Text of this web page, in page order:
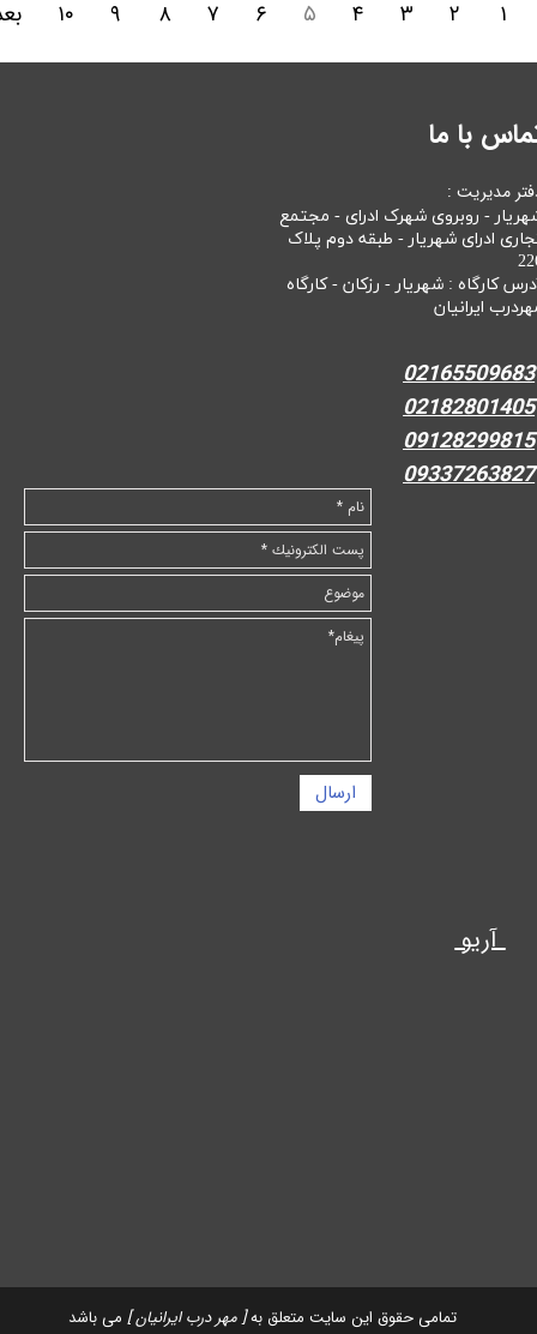
۱ ۲ ۳ ۴ ۵ ۶ ۷ ۸ ۹ ۱۰
ارسال
تمامی حقوق این سایت متعلق به[ مهر درب ایرانیان ] می باشد
با ما
مدیریت :
- روبروی شهرک ادرای - مجتمع
ادرای شهریار - طبقه دوم پلاک
کارگاه : شهریار - رزکان - کارگاه
ایرانیان
02165509683
02182801405
09128299815
09337263827
آریو